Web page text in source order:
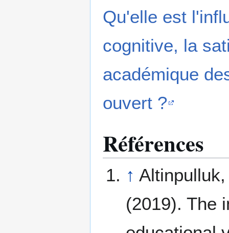
Qu'elle est
cognitive, la
académique
ouvert ?
Références
↑
(2019). The